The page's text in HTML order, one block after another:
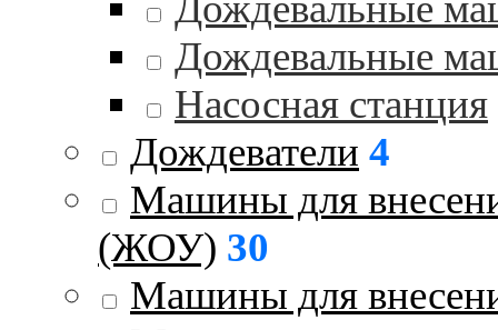
Дождевальные
Насосная станция
Дождеватели 4
Машины для
(ЖОУ) 30
Машины для